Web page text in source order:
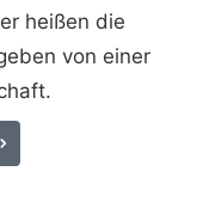
heißen die
von einer